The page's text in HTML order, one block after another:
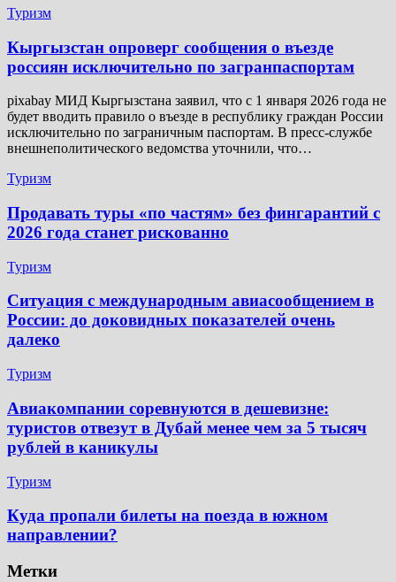
Туризм
Кыргызстан опроверг сообщения о въезде
россиян исключительно по загранпаспортам
pixabay МИД Кыргызстана заявил, что с 1 января 2026 года не
будет вводить правило о въезде в республику граждан России
исключительно по заграничным паспортам. В пресс-службе
внешнеполитического ведомства уточнили, что…
Туризм
Продавать туры «по частям» без фингарантий с
2026 года станет рискованно
Туризм
Ситуация с международным авиасообщением в
России: до доковидных показателей очень
далеко
Туризм
Авиакомпании соревнуются в дешевизне:
туристов отвезут в Дубай менее чем за 5 тысяч
рублей в каникулы
Туризм
Куда пропали билеты на поезда в южном
направлении?
Метки